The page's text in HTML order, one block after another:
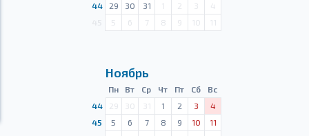
44
29 30 31 1 2 3
4
5 6 7 8 9 10 11
Ноябрь
Пн Вт Ср Чт Пт Сб
Вс
44
29 30 31 1 2 3
4
45
5 6 7 8 9 10
11